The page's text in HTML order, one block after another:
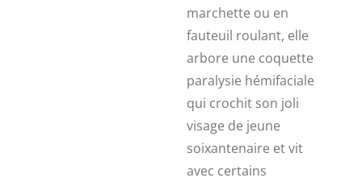
marchette ou en
fauteuil roulant, elle
arbore une coquette
paralysie hémifaciale
qui crochit son joli
visage de jeune
soixantenaire et vit
avec certains